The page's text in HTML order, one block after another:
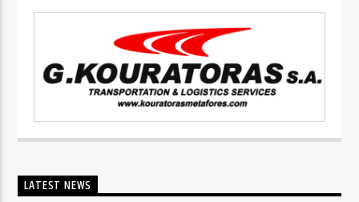
LATEST NEWS